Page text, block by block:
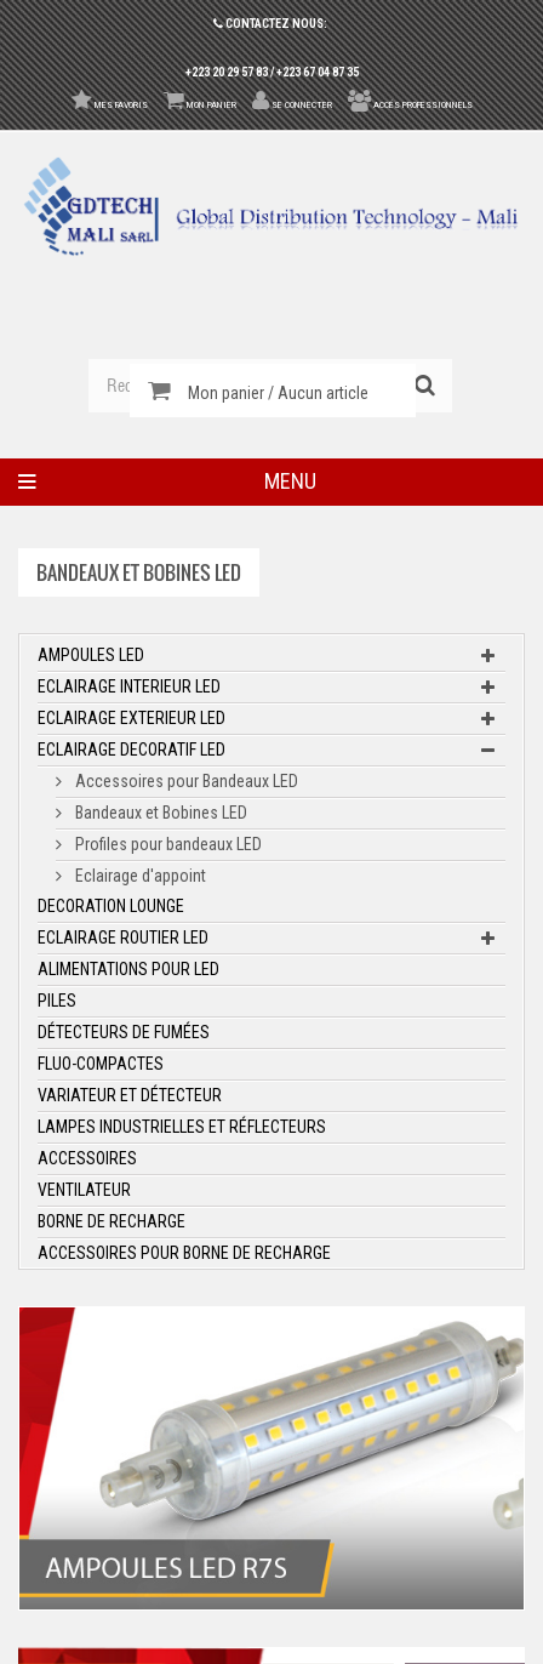
CONTACTEZ NOUS:
+223 20 29 57 83 / +223 67 04 87 35
MES FAVORIS MON PANIER SE CONNECTER ACCÉS PROFESSIONNELS
Mon panier / Aucun article
MENU
BANDEAUX ET BOBINES LED
AMPOULES LED
ECLAIRAGE INTERIEUR LED
ECLAIRAGE EXTERIEUR LED
ECLAIRAGE DECORATIF LED
Accessoires pour Bandeaux LED
Bandeaux et Bobines LED
Profiles pour bandeaux LED
Eclairage d'appoint
DECORATION LOUNGE
ECLAIRAGE ROUTIER LED
ALIMENTATIONS POUR LED
PILES
DÉTECTEURS DE FUMÉES
FLUO-COMPACTES
VARIATEUR ET DÉTECTEUR
LAMPES INDUSTRIELLES ET RÉFLECTEURS
ACCESSOIRES
VENTILATEUR
BORNE DE RECHARGE
ACCESSOIRES POUR BORNE DE RECHARGE